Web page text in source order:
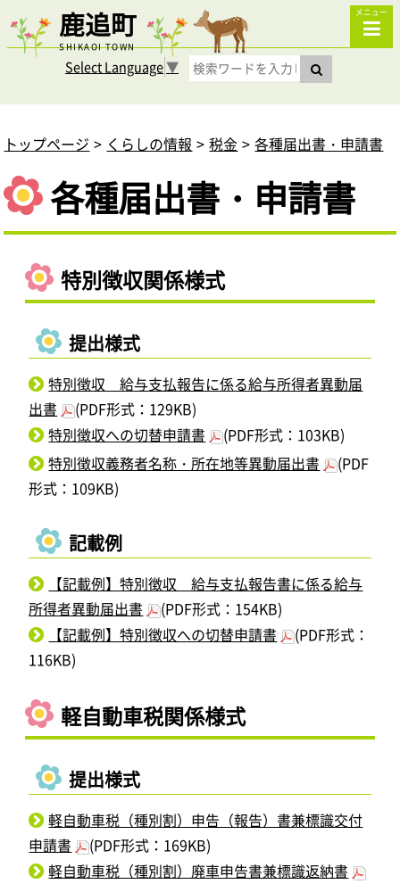
鹿追町
SHIKAOI TOWN
メニュー
Select Language▼
トップページ くらしの情報 税金 各種届出書・申請書
各種届出書・申請書
特別徴収関係様式
提出様式
特別徴収 給与支払報告に係る給与所得者異動届
出書
(PDF形式：129KB)
特別徴収への切替申請書
(PDF形式：103KB)
特別徴収義務者名称・所在地等異動届出書
(PDF
形式：109KB)
記載例
【記載例】特別徴収 給与支払報告書に係る給与
所得者異動届出書
(PDF形式：154KB)
【記載例】特別徴収への切替申請書
(PDF形式：
116KB)
軽自動車税関係様式
提出様式
軽自動車税（種別割）申告（報告）書兼標識交付
申請書
(PDF形式：169KB)
軽自動車税（種別割）廃車申告書兼標識返納書